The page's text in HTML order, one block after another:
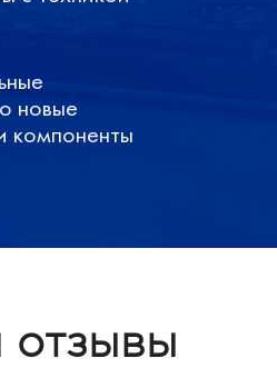
новые
компоненты